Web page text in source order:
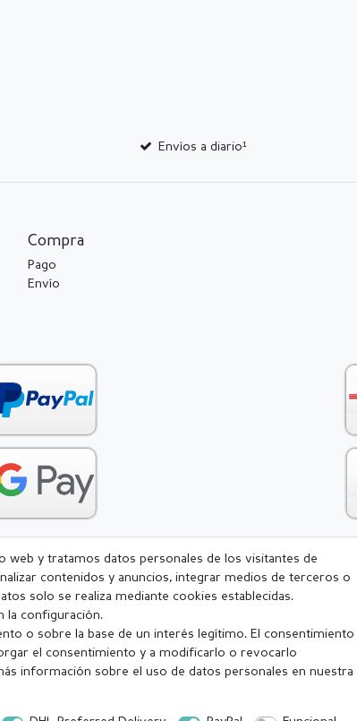
Envíos a diario¹
Compra
Pago
Envío
Condiciones generales (CGC) Derecho de rescisión
viernes excepto festivos) Excluída la mercancía personalizada
web y tratamos datos personales de los visitantes de
contenidos y anuncios, integrar medios de terceros o
solo se realiza mediante cookies establecidas.
la configuración.
o sobre la base de un interés legítimo. El consentimiento
el consentimiento y a modificarlo o revocarlo
información sobre el uso de datos personales en nuestra